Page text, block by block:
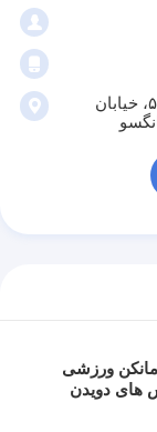
مانکن کاسا، ساختمان ۳، گروه ژونگه، شماره ۵۰، خیابان
ورزشی
های دویدن